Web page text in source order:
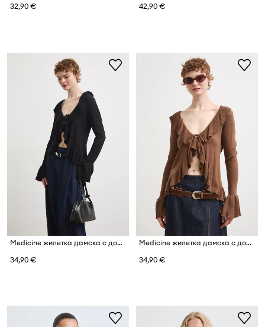
32,90 €
42,90 €
Medicine жилетка дамска с добавена коприна
34,90 €
Medicine жилетка дамска с добавена коприна
34,90 €